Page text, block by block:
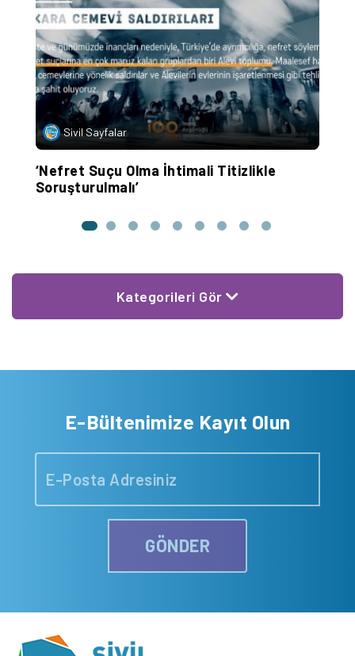
Sivil Sayfalar
‘Nefret Suçu Olma İhtimali Titizlikle
Soruşturulmalı’
Kategorileri Gör
E-Bültenimize Kayıt Olun
GÖNDER